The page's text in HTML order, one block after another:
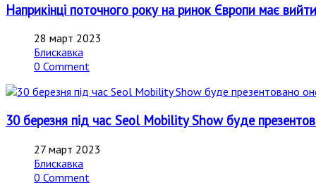
Наприкінці поточного року на ринок Європи має
28 март 2023
Блискавка
0 Comment
30 березня під час Seol Mobility Show буде
27 март 2023
Блискавка
0 Comment